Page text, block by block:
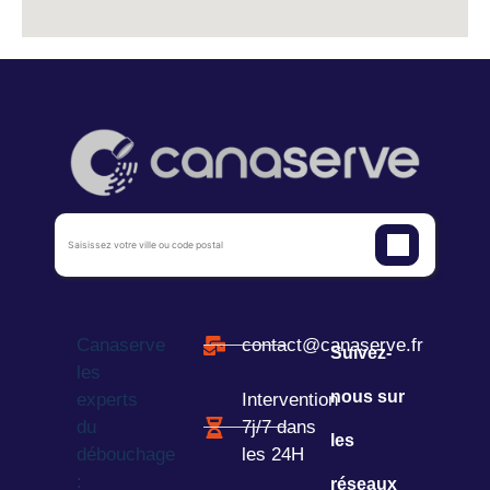
Canaserve
les
experts
du
débouchage
:
contact@canaserve.fr
Intervention
7j/7 dans
les 24H
Suivez-
nous sur
les
réseaux